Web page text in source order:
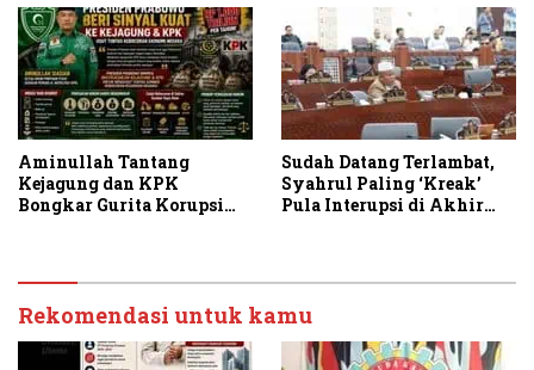
Aminullah Tantang
Kejagung dan KPK
Bongkar Gurita Korupsi
Sudah Datang Terlambat,
Syahrul Paling ‘Kreak’
Pula Interupsi di Akhir
Rekomendasi untuk kamu